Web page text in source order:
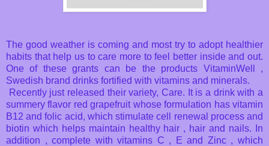
The good weather is coming and most try to adopt healthier
habits that help us to care more to feel better inside and out.
One of these grants can be the products VitaminWell ,
Swedish brand drinks fortified with vitamins and minerals.
Recently just released their variety, Care. It is a drink with a
summery flavor red grapefruit whose formulation has vitamin
B12 and folic acid, which stimulate cell renewal process and
biotin which helps maintain healthy hair , hair and nails.
In
addition , complete with vitamins C , E and Zinc , which